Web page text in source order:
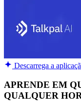
Descarrega a
APRENDE EM
QUALQUER